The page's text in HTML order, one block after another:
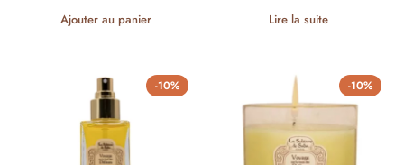
Ajouter au panier Lire la suite
-10% -10%